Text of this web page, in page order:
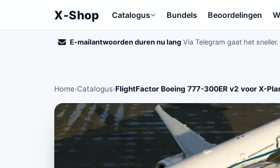
X‑Shop Catalogus Bundels Beoordelingen
E-mailantwoorden duren nu lang Via Telegram gaat het sneller.
Home›Catalogus›FlightFactor Boeing 777-300ER v2 voor X-